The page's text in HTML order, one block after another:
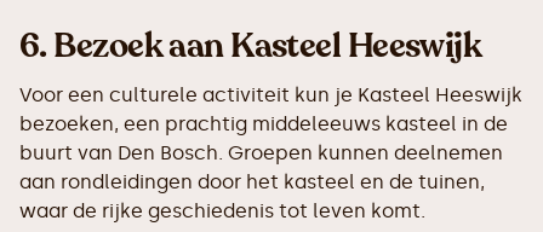
6.Bezoek aan Kasteel Heeswijk
Voor een culturele activiteit kun je Kasteel Heeswijk
bezoeken, een prachtig middeleeuws kasteel in de
buurt van Den Bosch. Groepen kunnen deelnemen
aan rondleidingen door het kasteel en de tuinen,
waar de rijke geschiedenis tot leven komt.